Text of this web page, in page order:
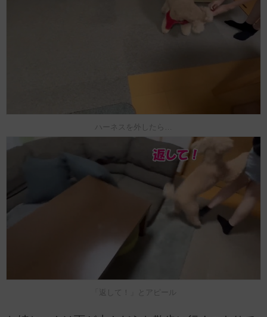
ハーネスを外したら…
「返して！」とアピール